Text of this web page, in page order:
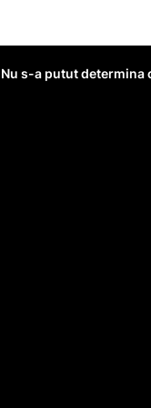
Nu s-a putut